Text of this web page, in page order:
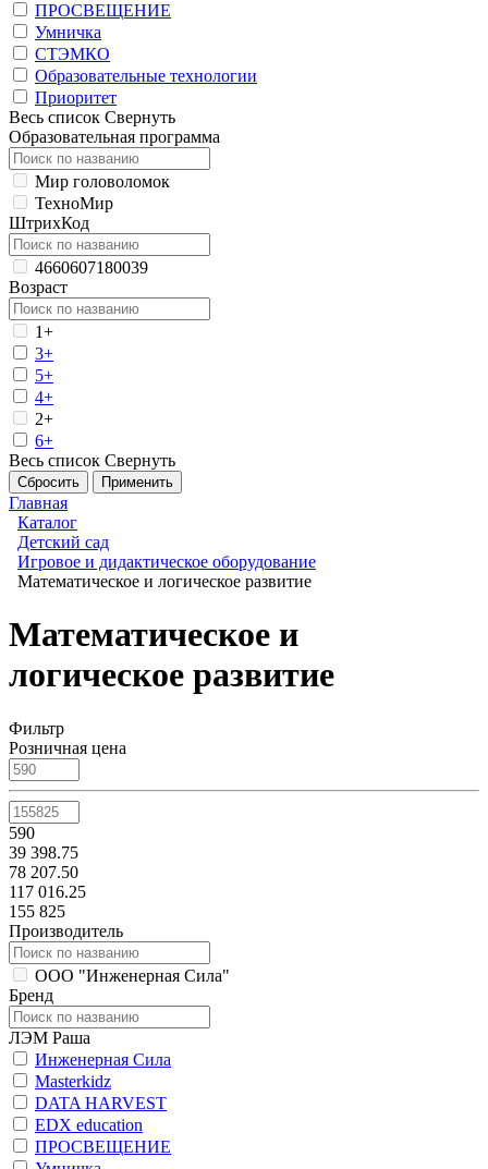
ПРОСВЕЩЕНИЕ
Умничка
СТЭМКО
Образовательные технологии
Приоритет
Весь список Свернуть
Образовательная программа
Мир головоломок
ТехноМир
ШтрихКод
4660607180039
Возраст
1+
3+
5+
4+
2+
6+
Весь список Свернуть
Главная
Каталог
Детский сад
Игровое и дидактическое оборудование
Математическое и логическое развитие
Математическое и
логическое развитие
Фильтр
Розничная цена
590
39 398.75
78 207.50
117 016.25
155 825
Производитель
ООО "Инженерная Сила"
Бренд
ЛЭМ Раша
Инженерная Сила
Masterkidz
DATA HARVEST
EDX education
ПРОСВЕЩЕНИЕ